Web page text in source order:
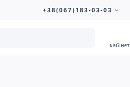
+38(067)183-03-03
кабінет